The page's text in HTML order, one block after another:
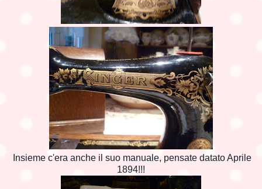
Insieme c'era anche il suo manuale, pensate datato Aprile
1894!!!